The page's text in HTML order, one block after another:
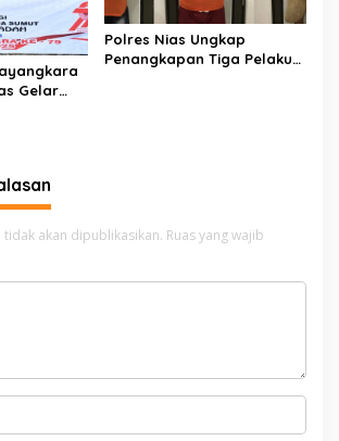
Gelar
Polres Nias Ungkap
Penangkapan Tiga Pelaku
akan dipublikasikan. Ruas yang wajib